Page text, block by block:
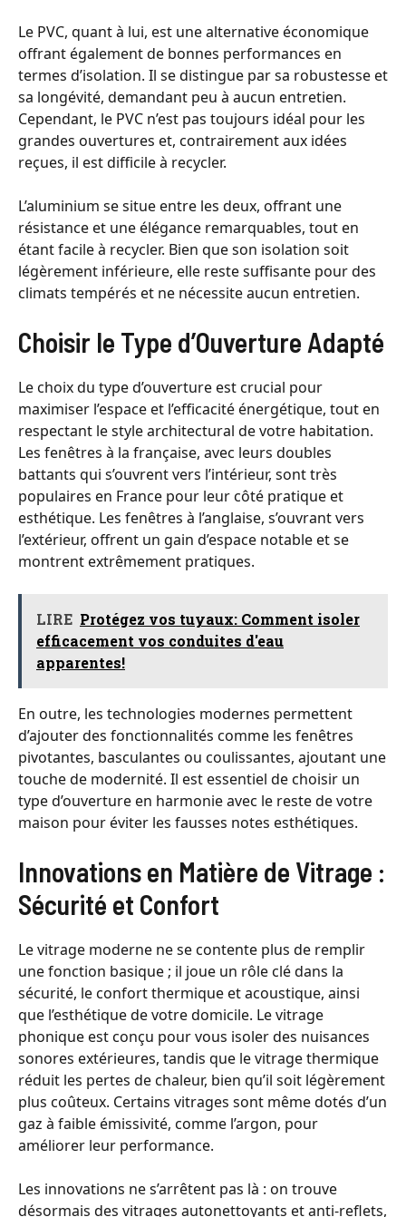
Le PVC, quant à lui, est une alternative économique
offrant également de bonnes performances en
termes d’isolation. Il se distingue par sa robustesse et
sa longévité, demandant peu à aucun entretien.
Cependant, le PVC n’est pas toujours idéal pour les
grandes ouvertures et, contrairement aux idées
reçues, il est difficile à recycler.
L’aluminium se situe entre les deux, offrant une
résistance et une élégance remarquables, tout en
étant facile à recycler. Bien que son isolation soit
légèrement inférieure, elle reste suffisante pour des
climats tempérés et ne nécessite aucun entretien.
Choisir le Type d’Ouverture Adapté
Le choix du type d’ouverture est crucial pour
maximiser l’espace et l’efficacité énergétique, tout en
respectant le style architectural de votre habitation.
Les fenêtres à la française, avec leurs doubles
battants qui s’ouvrent vers l’intérieur, sont très
populaires en France pour leur côté pratique et
esthétique. Les fenêtres à l’anglaise, s’ouvrant vers
l’extérieur, offrent un gain d’espace notable et se
montrent extrêmement pratiques.
LIRE Protégez vos tuyaux: Comment isoler
efficacement vos conduites d'eau
apparentes!
En outre, les technologies modernes permettent
d’ajouter des fonctionnalités comme les fenêtres
pivotantes, basculantes ou coulissantes, ajoutant une
touche de modernité. Il est essentiel de choisir un
type d’ouverture en harmonie avec le reste de votre
maison pour éviter les fausses notes esthétiques.
Innovations en Matière de Vitrage :
Sécurité et Confort
Le vitrage moderne ne se contente plus de remplir
une fonction basique ; il joue un rôle clé dans la
sécurité, le confort thermique et acoustique, ainsi
que l’esthétique de votre domicile. Le vitrage
phonique est conçu pour vous isoler des nuisances
sonores extérieures, tandis que le vitrage thermique
réduit les pertes de chaleur, bien qu’il soit légèrement
plus coûteux. Certains vitrages sont même dotés d’un
gaz à faible émissivité, comme l’argon, pour
améliorer leur performance.
Les innovations ne s’arrêtent pas là : on trouve
désormais des vitrages autonettoyants et anti-reflets,